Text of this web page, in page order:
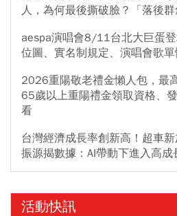
人，為何最後撕破臉？「落後
aespa演唱會8/11台北大巨蛋
位圖、實名制規定、演唱會歌
2026重陽敬老禮金懶人包，最
65歲以上重陽禮金領取資格、
看
台灣經濟成長率創新高！超車
振源揭數據：AI帶動下進入高成
活動快訊